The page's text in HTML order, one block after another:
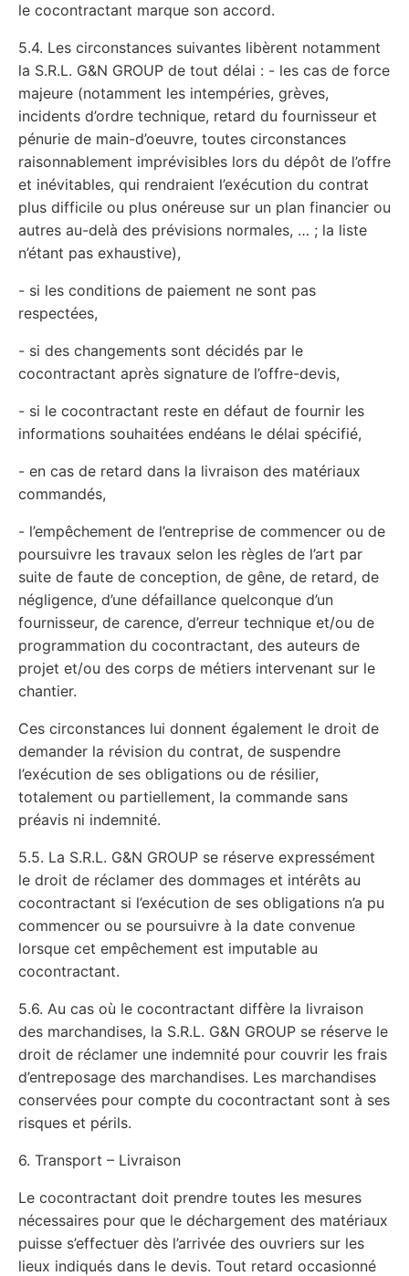
le cocontractant marque son accord.
5.4. Les circonstances suivantes libèrent notamment
la S.R.L. G&N GROUP de tout délai : - les cas de force
majeure (notamment les intempéries, grèves,
incidents d’ordre technique, retard du fournisseur et
pénurie de main-d’oeuvre, toutes circonstances
raisonnablement imprévisibles lors du dépôt de l’offre
et inévitables, qui rendraient l’exécution du contrat
plus difficile ou plus onéreuse sur un plan financier ou
autres au-delà des prévisions normales, … ; la liste
n’étant pas exhaustive),
- si les conditions de paiement ne sont pas
respectées,
- si des changements sont décidés par le
cocontractant après signature de l’offre-devis,
- si le cocontractant reste en défaut de fournir les
informations souhaitées endéans le délai spécifié,
- en cas de retard dans la livraison des matériaux
commandés,
- l’empêchement de l’entreprise de commencer ou de
poursuivre les travaux selon les règles de l’art par
suite de faute de conception, de gêne, de retard, de
négligence, d’une défaillance quelconque d’un
fournisseur, de carence, d’erreur technique et/ou de
programmation du cocontractant, des auteurs de
projet et/ou des corps de métiers intervenant sur le
chantier.
Ces circonstances lui donnent également le droit de
demander la révision du contrat, de suspendre
l’exécution de ses obligations ou de résilier,
totalement ou partiellement, la commande sans
préavis ni indemnité.
5.5. La S.R.L. G&N GROUP se réserve expressément
le droit de réclamer des dommages et intérêts au
cocontractant si l’exécution de ses obligations n’a pu
commencer ou se poursuivre à la date convenue
lorsque cet empêchement est imputable au
cocontractant.
5.6. Au cas où le cocontractant diffère la livraison
des marchandises, la S.R.L. G&N GROUP se réserve le
droit de réclamer une indemnité pour couvrir les frais
d’entreposage des marchandises. Les marchandises
conservées pour compte du cocontractant sont à ses
risques et périls.
6. Transport – Livraison
Le cocontractant doit prendre toutes les mesures
nécessaires pour que le déchargement des matériaux
puisse s’effectuer dès l’arrivée des ouvriers sur les
lieux indiqués dans le devis. Tout retard occasionné